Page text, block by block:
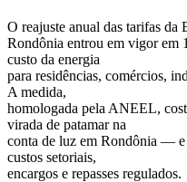
O reajuste anual das tarifas da
Rondônia entrou em vigor em
custo da energia
para residências, comércios,
A medida,
homologada pela ANEEL,
virada de patamar na
conta de luz em Rondônia — e
custos setoriais,
encargos e repasses regulados.